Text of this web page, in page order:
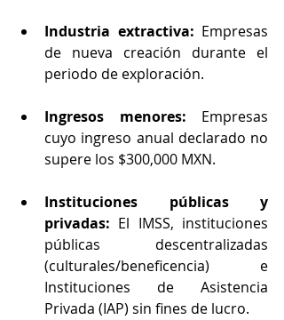
Industria extractiva: Empresas
de nueva creación durante el
periodo de exploración.
Ingresos menores: Empresas
cuyo ingreso anual declarado no
supere los $300,000 MXN.
Instituciones públicas y
privadas: El IMSS, instituciones
públicas descentralizadas
(culturales/beneficencia) e
Instituciones de Asistencia
Privada (IAP) sin fines de lucro.